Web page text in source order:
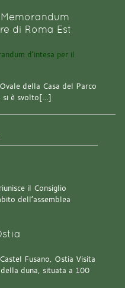
di Roma Est
della Casa del Parco
si è svolto[…]
il Consiglio
dell’assemblea
Fusano, Ostia Visita
duna, situata a 100